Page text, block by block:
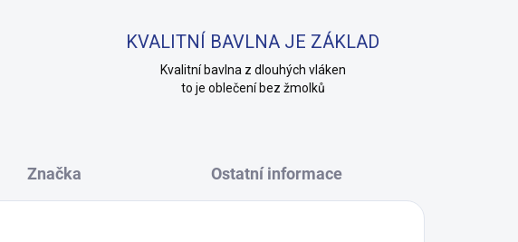
KVALITNÍ BAVLNA JE ZÁKLAD
Kvalitní bavlna z dlouhých vláken
to je oblečení bez žmolků
Značka Ostatní informace